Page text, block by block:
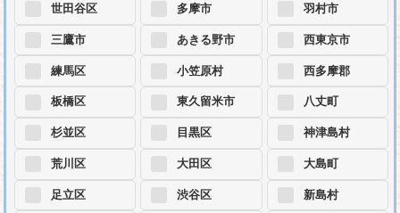
世田谷区
三鷹市
練馬区
板橋区
杉並区
荒川区
足立区
多摩市
あきる野市
小笠原村
東久留米市
目黒区
大田区
渋谷区
羽村市
西東京市
西多摩郡
八丈町
神津島村
大島町
新島村